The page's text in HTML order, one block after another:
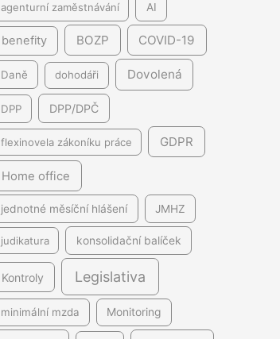
agenturní zaměstnávání AI
benefity BOZP COVID-19
Daně dohodáři Dovolená
DPP DPP/DPČ
flexinovela zákoníku práce GDPR
Home office
jednotné měsíční hlášení JMHZ
judikatura konsolidační balíček
Kontroly Legislativa
minimální mzda Monitoring